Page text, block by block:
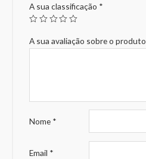
A sua classificação *
A sua avaliação sobre o produto
Nome *
Email *